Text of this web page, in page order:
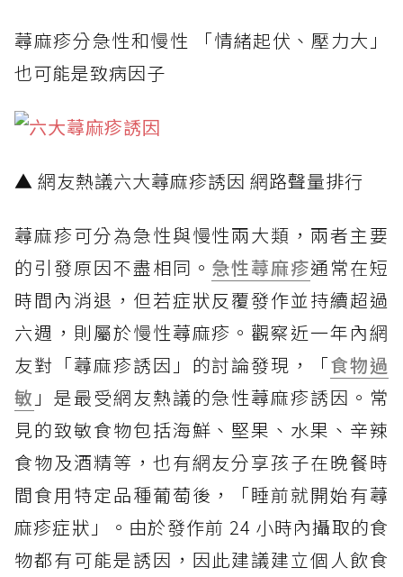
蕁麻疹分急性和慢性 「情緒起伏、壓力大」
也可能是致病因子
▲ 網友熱議六大蕁麻疹誘因 網路聲量排行
蕁麻疹可分為急性與慢性兩大類，兩者主要
的引發原因不盡相同。 急性蕁麻疹通常在短
時間內消退，但若症狀反覆發作並持續超過
六週，則屬於慢性蕁麻疹。觀察近一年內網
友對「蕁麻疹誘因」的討論發現，「食物過
敏 」是最受網友熱議的急性蕁麻疹誘因。常
見的致敏食物包括海鮮、堅果、水果、辛辣
食物及酒精等，也有網友分享孩子在晚餐時
間食用特定品種葡萄後，「睡前就開始有蕁
麻疹症狀」。由於發作前 24 小時內攝取的食
物都有可能是誘因，因此建議建立個人飲食